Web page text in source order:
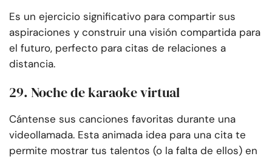
Es un ejercicio significativo para compartir sus
aspiraciones y construir una visión compartida para
el futuro, perfecto para citas de relaciones a
distancia.
29. Noche de karaoke virtual
Cántense sus canciones favoritas durante una
videollamada. Esta animada idea para una cita te
permite mostrar tus talentos (o la falta de ellos) en